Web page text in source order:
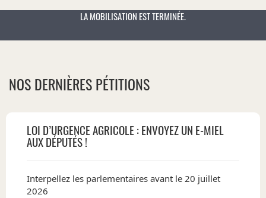
LA MOBILISATION EST TERMINÉE.
NOS DERNIÈRES PÉTITIONS
LOI D’URGENCE AGRICOLE : ENVOYEZ UN E-MIEL
AUX DÉPUTÉS !
Interpellez les parlementaires avant le 20 juillet
2026